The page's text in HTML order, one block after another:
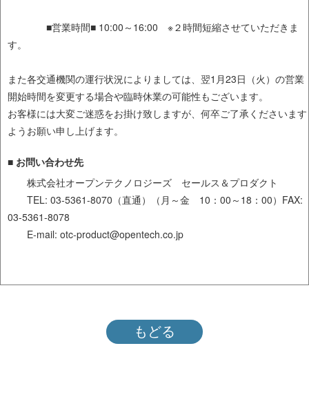
■営業時間■ 10:00～16:00 ※２時間短縮させていただきま
す。
また各交通機関の運行状況によりましては、翌1月23日（火）の営業
開始時間を変更する場合や臨時休業の可能性もございます。
お客様には大変ご迷惑をお掛け致しますが、何卒ご了承くださいます
ようお願い申し上げます。
■ お問い合わせ先
株式会社オープンテクノロジーズ セールス＆プロダクト
TEL: 03-5361-8070（直通）（月～金 10：00～18：00）FAX:
03-5361-8078
E-mail: otc-product@opentech.co.jp
もどる